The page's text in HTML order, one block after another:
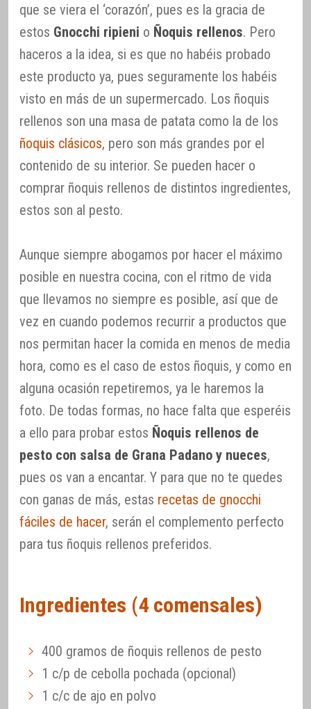
que se viera el ‘corazón’, pues es la gracia de
estos Gnocchi ripieni o Ñoquis rellenos. Pero
haceros a la idea, si es que no habéis probado
este producto ya, pues seguramente los habéis
visto en más de un supermercado. Los ñoquis
rellenos son una masa de patata como la de los
ñoquis clásicos, pero son más grandes por el
contenido de su interior. Se pueden hacer o
comprar ñoquis rellenos de distintos ingredientes,
estos son al pesto.
Aunque siempre abogamos por hacer el máximo
posible en nuestra cocina, con el ritmo de vida
que llevamos no siempre es posible, así que de
vez en cuando podemos recurrir a productos que
nos permitan hacer la comida en menos de media
hora, como es el caso de estos ñoquis, y como en
alguna ocasión repetiremos, ya le haremos la
foto. De todas formas, no hace falta que esperéis
a ello para probar estos Ñoquis rellenos de
pesto con salsa de Grana Padano y nueces,
pues os van a encantar. Y para que no te quedes
con ganas de más, estas recetas de gnocchi
fáciles de hacer, serán el complemento perfecto
para tus ñoquis rellenos preferidos.
Ingredientes (4 comensales)
400 gramos de ñoquis rellenos de pesto
1 c/p de cebolla pochada (opcional)
1 c/c de ajo en polvo